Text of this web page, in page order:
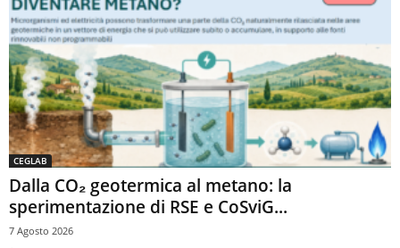
CEGLAB
Dalla CO₂ geotermica al metano: la
sperimentazione di RSE e CoSviG...
7 Agosto 2026